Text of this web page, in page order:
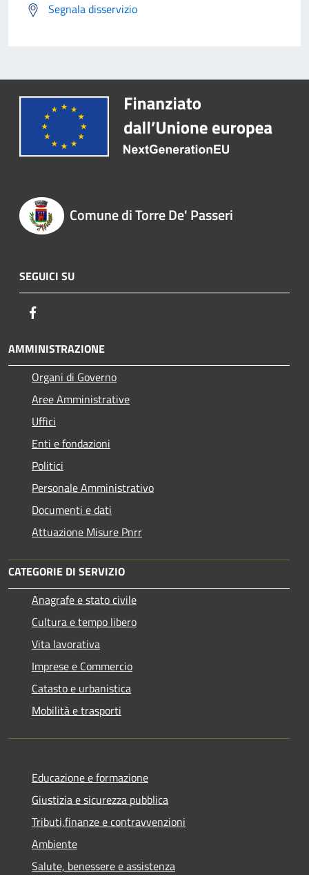
Segnala disservizio
Comune di Torre De' Passeri
SEGUICI SU
AMMINISTRAZIONE
Organi di Governo
Aree Amministrative
Uffici
Enti e fondazioni
Politici
Personale Amministrativo
Documenti e dati
Attuazione Misure Pnrr
CATEGORIE DI SERVIZIO
Anagrafe e stato civile
Cultura e tempo libero
Vita lavorativa
Imprese e Commercio
Catasto e urbanistica
Mobilità e trasporti
Educazione e formazione
Giustizia e sicurezza pubblica
Tributi,finanze e contravvenzioni
Ambiente
Salute, benessere e assistenza